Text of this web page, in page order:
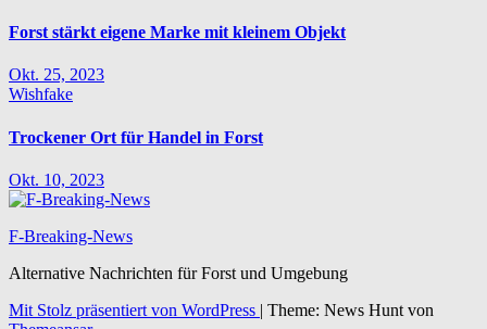
Forst stärkt eigene Marke mit kleinem Objekt
Okt. 25, 2023
Wishfake
Trockener Ort für Handel in Forst
Okt. 10, 2023
F-Breaking-News
Alternative Nachrichten für Forst und Umgebung
Mit Stolz präsentiert von WordPress | Theme: News Hunt von